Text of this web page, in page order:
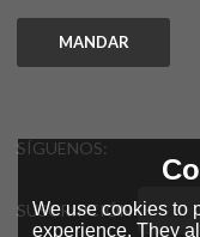
MANDAR
SÍGUENOS:
SUSCRIPCIÓN
We use cookies to
experience. They